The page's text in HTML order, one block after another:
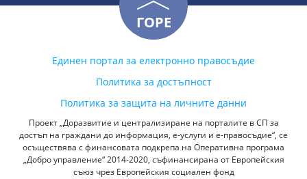
ГОРЕ
Единен портал за електронно правосъдие
Политика за достъпност
Политика за защита на личните данни
Проект „Доразвитие и централизиране на порталите в СП за
достъп на граждани до информация, е-услуги и е-правосъдие“, се
осъществява с финансовата подкрепа на Оперативна програма
„Добро управление“ 2014-2020, съфинансирана от Европейския
съюз чрез Европейския социален фонд